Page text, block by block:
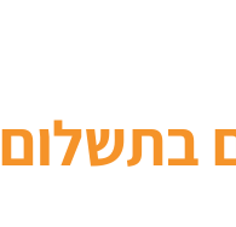
בתשלום